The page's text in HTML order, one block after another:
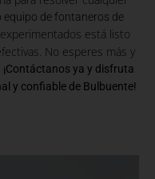
equipo de fontaneros de
está listo
No esperes más y
¡Contáctanos ya y disfruta
y confiable de Bulbuente!